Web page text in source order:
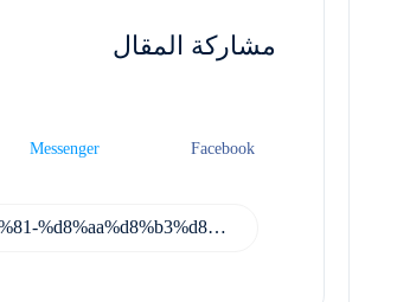
مشاركة المقال
Facebook
Messenger